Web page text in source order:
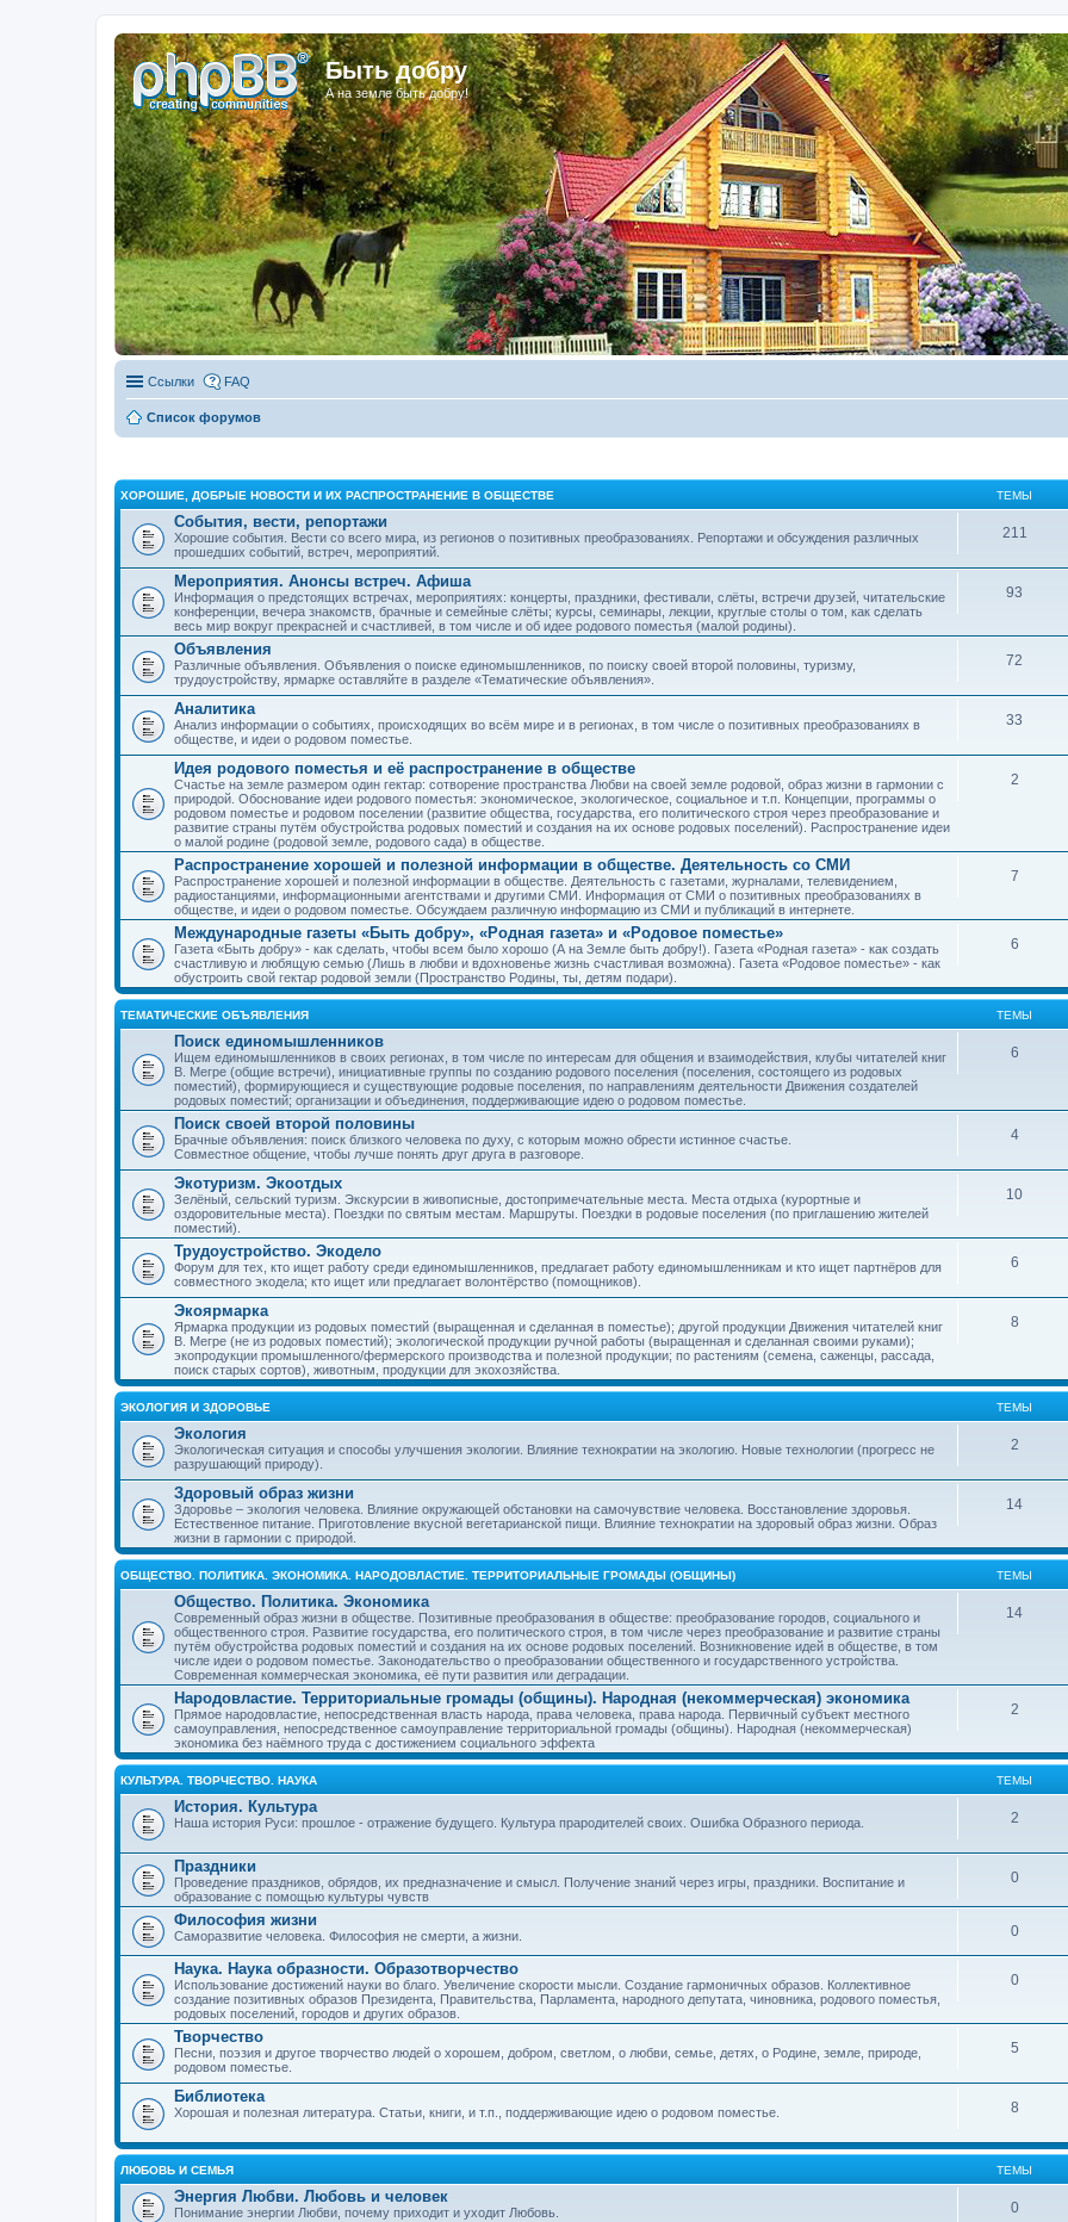
Быть добру
А на земле быть добру!
Ссылки FAQ
Список форумов
ХОРОШИЕ, ДОБРЫЕ НОВОСТИ И ИХ РАСПРОСТРАНЕНИЕ В ОБЩЕСТВЕ ТЕМЫ
События, вести, репортажи
Хорошие события. Вести со всего мира, из регионов о позитивных преобразованиях. Репортажи и обсуждения различных
прошедших событий, встреч, мероприятий.
211
Мероприятия. Анонсы встреч. Афиша
Информация о предстоящих встречах, мероприятиях: концерты, праздники, фестивали, слёты, встречи друзей, читательские
конференции, вечера знакомств, брачные и семейные слёты; курсы, семинары, лекции, круглые столы о том, как сделать
весь мир вокруг прекрасней и счастливей, в том числе и об идее родового поместья (малой родины).
93
Объявления
Различные объявления. Объявления о поиске единомышленников, по поиску своей второй половины, туризму,
трудоустройству, ярмарке оставляйте в разделе «Тематические объявления».
72
Аналитика
Анализ информации о событиях, происходящих во всём мире и в регионах, в том числе о позитивных преобразованиях в
обществе, и идеи о родовом поместье.
33
Идея родового поместья и её распространение в обществе
Счастье на земле размером один гектар: сотворение пространства Любви на своей земле родовой, образ жизни в гармонии с
природой. Обоснование идеи родового поместья: экономическое, экологическое, социальное и т.п. Концепции, программы о
родовом поместье и родовом поселении (развитие общества, государства, его политического строя через преобразование и
развитие страны путём обустройства родовых поместий и создания на их основе родовых поселений). Распространение идеи
о малой родине (родовой земле, родового сада) в обществе.
2
Распространение хорошей и полезной информации в обществе. Деятельность со СМИ
Распространение хорошей и полезной информации в обществе. Деятельность с газетами, журналами, телевидением,
радиостанциями, информационными агентствами и другими СМИ. Информация от СМИ о позитивных преобразованиях в
обществе, и идеи о родовом поместье. Обсуждаем различную информацию из СМИ и публикаций в интернете.
7
Международные газеты «Быть добру», «Родная газета» и «Родовое поместье»
Газета «Быть добру» - как сделать, чтобы всем было хорошо (А на Земле быть добру!). Газета «Родная газета» - как создать
счастливую и любящую семью (Лишь в любви и вдохновенье жизнь счастливая возможна). Газета «Родовое поместье» - как
обустроить свой гектар родовой земли (Пространство Родины, ты, детям подари).
6
ТЕМАТИЧЕСКИЕ ОБЪЯВЛЕНИЯ ТЕМЫ
Поиск единомышленников
Ищем единомышленников в своих регионах, в том числе по интересам для общения и взаимодействия, клубы читателей книг
В. Мегре (общие встречи), инициативные группы по созданию родового поселения (поселения, состоящего из родовых
поместий), формирующиеся и существующие родовые поселения, по направлениям деятельности Движения создателей
родовых поместий; организации и объединения, поддерживающие идею о родовом поместье.
6
Поиск своей второй половины
Брачные объявления: поиск близкого человека по духу, с которым можно обрести истинное счастье.
Совместное общение, чтобы лучше понять друг друга в разговоре.
4
Экотуризм. Экоотдых
Зелёный, сельский туризм. Экскурсии в живописные, достопримечательные места. Места отдыха (курортные и
оздоровительные места). Поездки по святым местам. Маршруты. Поездки в родовые поселения (по приглашению жителей
поместий).
10
Трудоустройство. Экодело
Форум для тех, кто ищет работу среди единомышленников, предлагает работу единомышленникам и кто ищет партнёров для
совместного экодела; кто ищет или предлагает волонтёрство (помощников).
6
Экоярмарка
Ярмарка продукции из родовых поместий (выращенная и сделанная в поместье); другой продукции Движения читателей книг
В. Мегре (не из родовых поместий); экологической продукции ручной работы (выращенная и сделанная своими руками);
экопродукции промышленного/фермерского производства и полезной продукции; по растениям (семена, саженцы, рассада,
поиск старых сортов), животным, продукции для экохозяйства.
8
ЭКОЛОГИЯ И ЗДОРОВЬЕ ТЕМЫ
Экология
Экологическая ситуация и способы улучшения экологии. Влияние технократии на экологию. Новые технологии (прогресс не
разрушающий природу).
2
Здоровый образ жизни
Здоровье – экология человека. Влияние окружающей обстановки на самочувствие человека. Восстановление здоровья.
Естественное питание. Приготовление вкусной вегетарианской пищи. Влияние технократии на здоровый образ жизни. Образ
жизни в гармонии с природой.
14
ОБЩЕСТВО. ПОЛИТИКА. ЭКОНОМИКА. НАРОДОВЛАСТИЕ. ТЕРРИТОРИАЛЬНЫЕ ГРОМАДЫ (ОБЩИНЫ) ТЕМЫ
Общество. Политика. Экономика
Современный образ жизни в обществе. Позитивные преобразования в обществе: преобразование городов, социального и
общественного строя. Развитие государства, его политического строя, в том числе через преобразование и развитие страны
путём обустройства родовых поместий и создания на их основе родовых поселений. Возникновение идей в обществе, в том
числе идеи о родовом поместье. Законодательство о преобразовании общественного и государственного устройства.
Современная коммерческая экономика, её пути развития или деградации.
14
Народовластие. Территориальные громады (общины). Народная (некоммерческая) экономика
Прямое народовластие, непосредственная власть народа, права человека, права народа. Первичный субъект местного
самоуправления, непосредственное самоуправление территориальной громады (общины). Народная (некоммерческая)
экономика без наёмного труда с достижением социального эффекта
2
КУЛЬТУРА. ТВОРЧЕСТВО. НАУКА ТЕМЫ
История. Культура
Наша история Руси: прошлое - отражение будущего. Культура прародителей своих. Ошибка Образного периода. 2
Праздники
Проведение праздников, обрядов, их предназначение и смысл. Получение знаний через игры, праздники. Воспитание и
образование с помощью культуры чувств
0
Философия жизни
Саморазвитие человека. Философия не смерти, а жизни. 0
Наука. Наука образности. Образотворчество
Использование достижений науки во благо. Увеличение скорости мысли. Создание гармоничных образов. Коллективное
создание позитивных образов Президента, Правительства, Парламента, народного депутата, чиновника, родового поместья,
родовых поселений, городов и других образов.
0
Творчество
Песни, поэзия и другое творчество людей о хорошем, добром, светлом, о любви, семье, детях, о Родине, земле, природе,
родовом поместье.
5
Библиотека
Хорошая и полезная литература. Статьи, книги, и т.п., поддерживающие идею о родовом поместье. 8
ЛЮБОВЬ И СЕМЬЯ ТЕМЫ
Энергия Любви. Любовь и человек
Понимание энергии Любви, почему приходит и уходит Любовь. 0